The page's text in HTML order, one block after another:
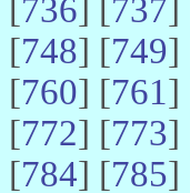
[736] [737]
[748] [749]
[760] [761]
[772] [773]
[784] [785]